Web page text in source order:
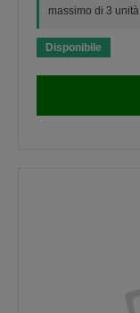
massimo di 3
Disponibile